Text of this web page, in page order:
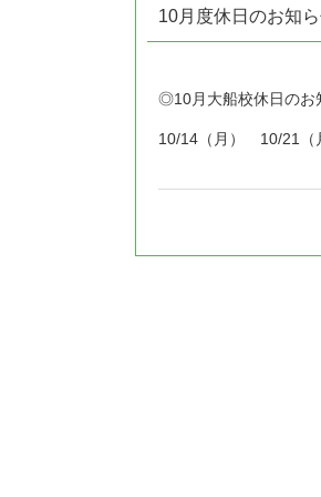
10月度休日のお知ら
◎10月大船校休日のお
10/14（月） 10/21